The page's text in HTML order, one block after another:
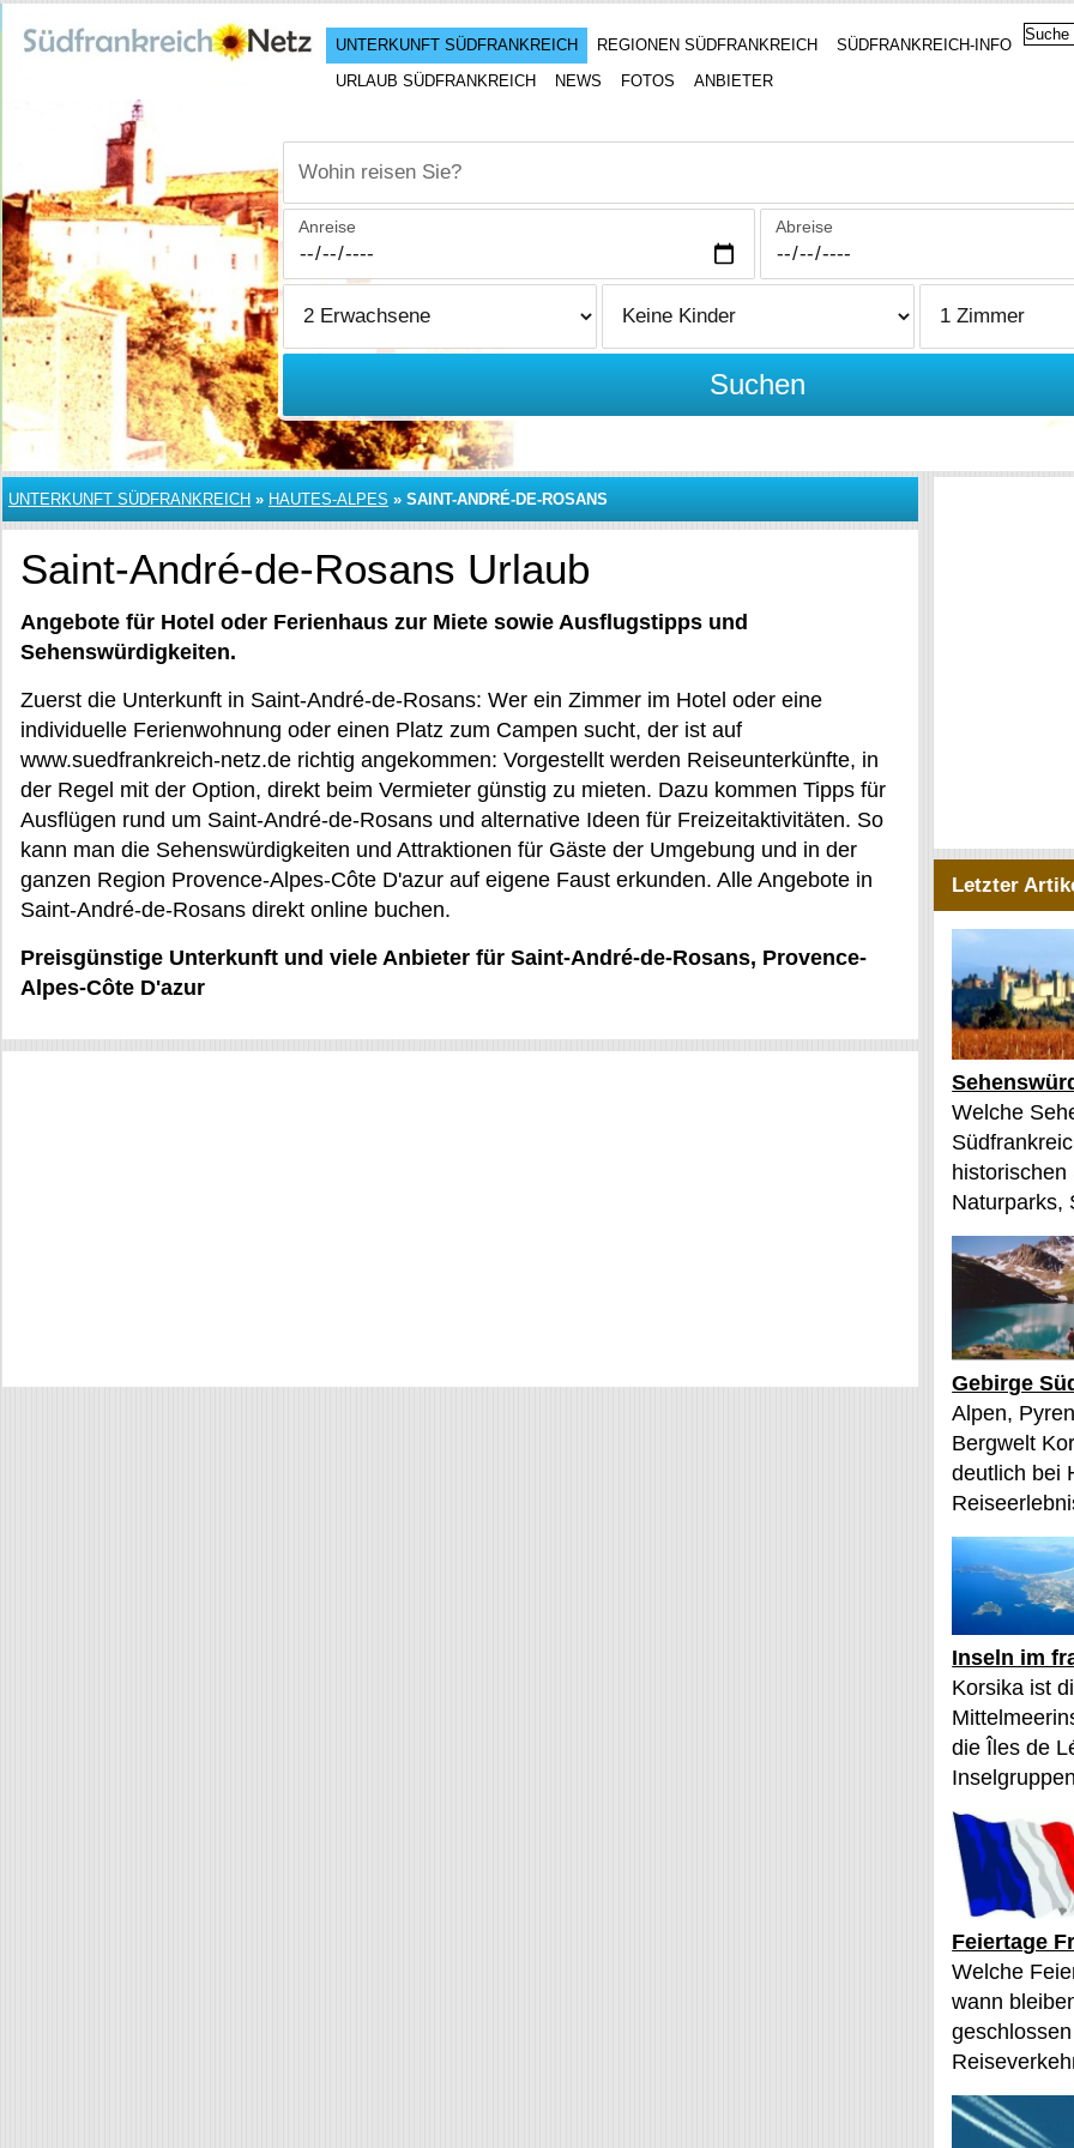
UNTERKUNFT SÜDFRANKREICH REGIONEN SÜDFRANKREICH
SÜDFRANKREICH-INFO
URLAUB SÜDFRANKREICH
NEWS FOTOS ANBIETER
Wohin reisen Sie?
Anreise Abreise
Suchen
UNTERKUNFT SÜDFRANKREICH » HAUTES-ALPES » SAINT-ANDRÉ-DE-ROSANS
Saint-André-de-Rosans Urlaub
Angebote für Hotel oder Ferienhaus zur Miete sowie Ausflugstipps und
Sehenswürdigkeiten.
Zuerst die Unterkunft in Saint-André-de-Rosans: Wer ein Zimmer im Hotel oder eine
individuelle Ferienwohnung oder einen Platz zum Campen sucht, der ist auf
www.suedfrankreich-netz.de richtig angekommen: Vorgestellt werden Reiseunterkünfte, in
der Regel mit der Option, direkt beim Vermieter günstig zu mieten. Dazu kommen Tipps für
Ausflügen rund um Saint-André-de-Rosans und alternative Ideen für Freizeitaktivitäten. So
kann man die Sehenswürdigkeiten und Attraktionen für Gäste der Umgebung und in der
ganzen Region Provence-Alpes-Côte D'azur auf eigene Faust erkunden. Alle Angebote in
Saint-André-de-Rosans direkt online buchen.
Preisgünstige Unterkunft und viele Anbieter für Saint-André-de-Rosans, Provence-
Alpes-Côte D'azur
Letzter
Welche
Naturparks,
Gebirge
Alpen,
Bergwelt
deutlich bei
Inseln im
Korsika ist
die Îles de
Feiertage
Welche
wann